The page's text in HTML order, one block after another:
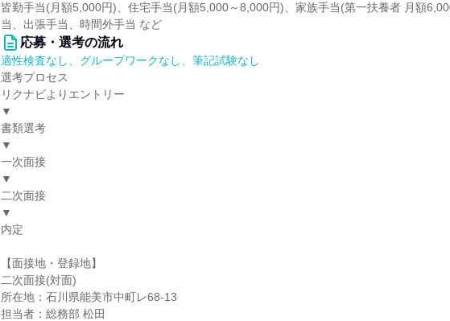
皆勤手当(月額5,000円)、住宅手当(月額5,000～8,000円)、家族手当(第一扶養者 月額
当、出張手当、時間外手当 など
応募・選考の流れ
適性検査なし、グループワークなし、筆記試験なし
選考プロセス
リクナビよりエントリー
▼
書類選考
▼
一次面接
▼
二次面接
▼
内定
【面接地・登録地】
二次面接(対面)
所在地：石川県能美市中町レ68-13
担当者：総務部 松田